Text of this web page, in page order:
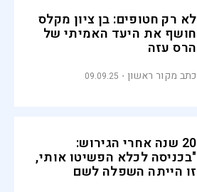
לא רק חטופים: בן ציון מקלס
חושף את היעד האמיתי של
הרס עזה
כתב מקור ראשון 09.09.25
20 שנה אחרי הגירוש:
"בכניסה לכלא הפשיטו אותי,
זו הייתה השפלה לשם